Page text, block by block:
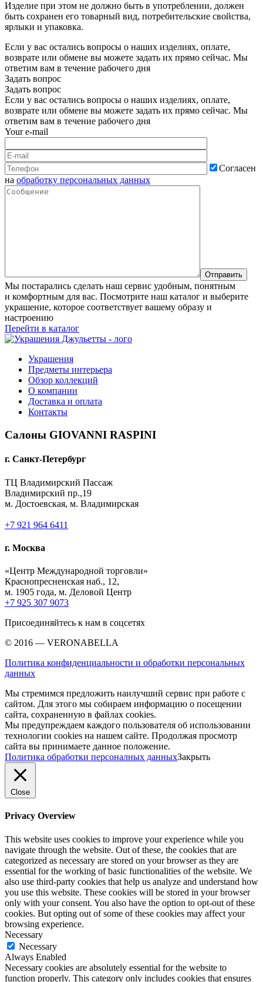
Изделие при этом не должно быть в употреблении, должен
быть сохранен его товарный вид, потребительские свойства,
ярлыки и упаковка.
Если у вас остались вопросы о наших изделиях, оплате,
возврате или обмене вы можете задать их прямо сейчас. Мы
ответим вам в течение рабочего дня
Задать вопрос
Задать вопрос
Если у вас остались вопросы о наших изделиях, оплате,
возврате или обмене вы можете задать их прямо сейчас. Мы
ответим вам в течение рабочего дня
Your e-mail
Согласен
на обработку персональных данных
Мы постарались сделать наш сервис удобным, понятным
и комфортным для вас. Посмотрите наш каталог и выберите
украшение, которое соответствует вашему образу и
настроению
Перейти в каталог
Украшения
Предметы интерьера
Обзор коллекций
О компании
Доставка и оплата
Контакты
Салоны GIOVANNI RASPINI
г. Санкт-Петербург
ТЦ Владимирский Пассаж
Владимирский пр.,19
м. Достоевская, м. Владимирская
+7 921 964 6411
г. Москва
«Центр Международной торговли»
Краснопресненская наб., 12,
м. 1905 года, м. Деловой Центр
+7 925 307 9073
Присоединяйтесь к нам в соцсетях
© 2016 — VERONABELLA
Политика конфиденциальности и обработки персональных
данных
Мы стремимся предложить наилучший сервис при работе с
сайтом. Для этого мы собираем информацию о посещении
сайта, сохраненную в файлах cookies.
Мы предупреждаем каждого пользователя об использовании
технологии cookies на нашем сайте. Продолжая просмотр
сайта вы принимаете данное положение.
Политика обработки персоналных данныхЗакрыть
Close
Privacy Overview
This website uses cookies to improve your experience while you
navigate through the website. Out of these, the cookies that are
categorized as necessary are stored on your browser as they are
essential for the working of basic functionalities of the website. We
also use third-party cookies that help us analyze and understand how
you use this website. These cookies will be stored in your browser
only with your consent. You also have the option to opt-out of these
cookies. But opting out of some of these cookies may affect your
browsing experience.
Necessary
Necessary
Always Enabled
Necessary cookies are absolutely essential for the website to
function properly. This category only includes cookies that ensures